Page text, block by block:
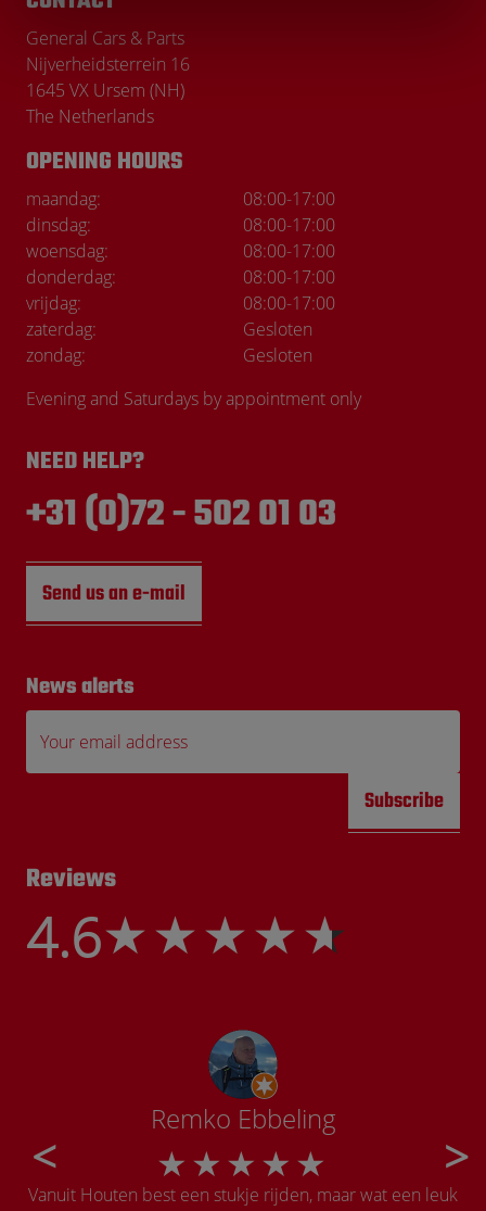
General Cars & Parts
Nijverheidsterrein 16
1645 VX Ursem (NH)
The Netherlands
OPENING HOURS
maandag: 08:00-17:00
dinsdag:
08:00-17:00
woensdag:
08:00-17:00
donderdag:
08:00-17:00
vrijdag:
08:00-17:00
zaterdag:
Gesloten
zondag:
Gesloten
Evening and Saturdays by appointment only
NEED HELP?
+31 (0)72 - 502 01 03
Send us an e-mail
News alerts
Your email address
Subscribe
Reviews
4.6
Remko Ebbeling
Vanuit Houten best een stukje rijden, maar wat een leuk